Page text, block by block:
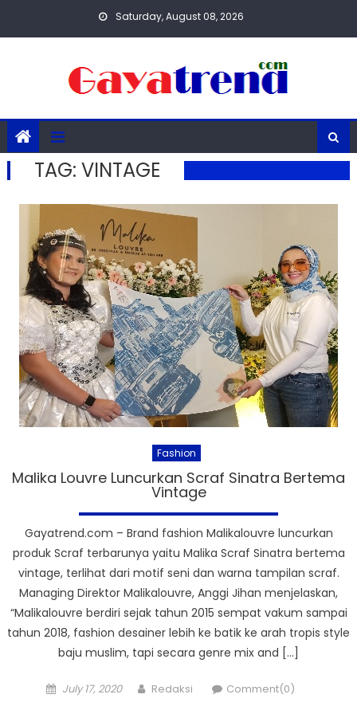
Saturday, August 08, 2026
TAG: VINTAGE
Fashion
Malika Louvre Luncurkan Scraf Sinatra Bertema
Vintage
Gayatrend.com – Brand fashion Malikalouvre luncurkan
produk Scraf terbarunya yaitu Malika Scraf Sinatra bertema
vintage, terlihat dari motif seni dan warna tampilan scraf.
Managing Direktor Malikalouvre, Anggi Jihan menjelaskan,
“Malikalouvre berdiri sejak tahun 2015 sempat vakum sampai
tahun 2018, fashion desainer lebih ke batik ke arah tropis style
baju muslim, tapi secara genre mix and […]
Posted
July 17, 2020 Author
Redaksi Comment(0)